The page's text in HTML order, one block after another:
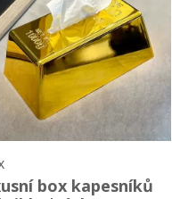
box kapesníků